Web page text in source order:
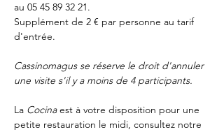
au 05 45 89 32 21.
Supplément de 2 € par personne au tarif
d'entrée.
Cassinomagus se réserve le droit d'annuler
une visite s'il y a moins de 4 participants.
La Cocina est à votre disposition pour une
petite restauration le midi, consultez notre